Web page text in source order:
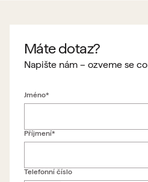
Máte dotaz?
Napište nám – ozveme se
Jméno*
Příjmení*
Telefonní číslo